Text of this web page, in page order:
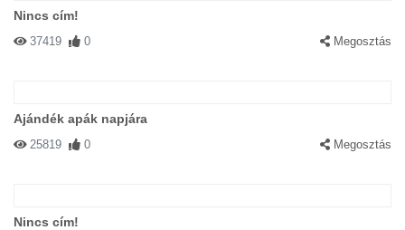
Nincs cím!
37419 0 Megosztás
Ajándék apák napjára
25819 0 Megosztás
Nincs cím!